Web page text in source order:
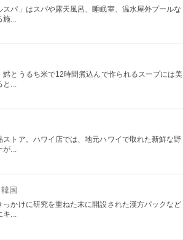
パ」はスパや露天風呂、睡眠室、温水屋外プールな
施...
鱈とうるち米で12時間煮込んで作られるスープには美
と...
トア。ハワイ店では、地元ハワイで取れた新鮮な野
が...
国
かけに研究を重ねた末に開設された漢方パックなど
キ...